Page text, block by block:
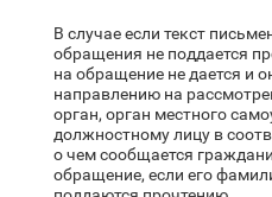
В случае если текст
обращения не поддается
на обращение не дается и
направлению на
орган, орган местного
должностному лицу в
о чем сообщается
обращение, если его